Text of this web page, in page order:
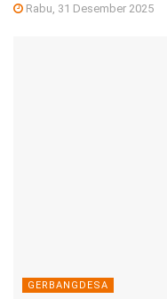
Rabu, 31 Desember 2025
GERBANGDESA